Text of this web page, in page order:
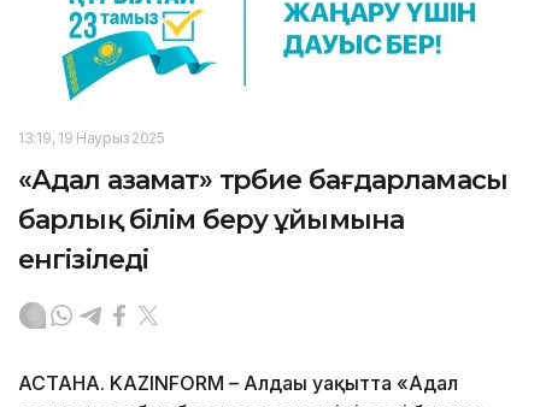
13:19, 19 Наурыз 2025
«Адал азамат» тәрбие бағдарламасы
барлық білім беру ұйымына
енгізіледі
АСТАНА. KAZINFORM – Алдағы уақытта «Адал